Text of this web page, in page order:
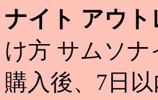
ナイト アウ
け方 サムソ
購入後、7日